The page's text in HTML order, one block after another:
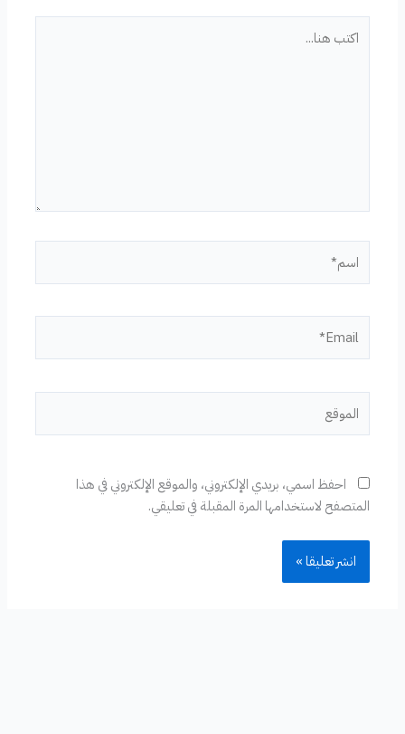
هنا...
احفظ اسمي، بريدي الإلكتروني، والموقع الإلكتروني في هذا
المتصفح لاستخدامها المرة المقبلة في تعليقي.